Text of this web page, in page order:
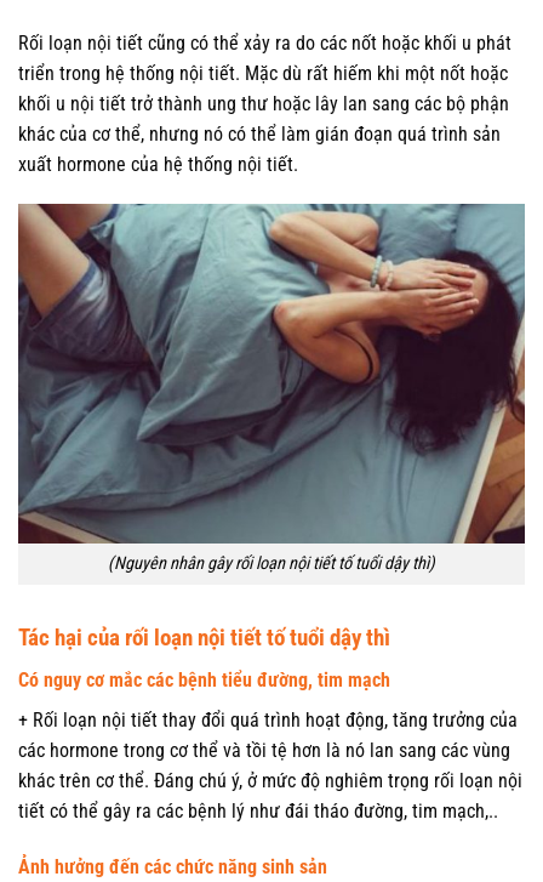
Rối loạn nội tiết cũng có thể xảy ra do các nốt hoặc khối u phát
triển trong hệ thống nội tiết. Mặc dù rất hiếm khi một nốt hoặc
khối u nội tiết trở thành ung thư hoặc lây lan sang các bộ phận
khác của cơ thể, nhưng nó có thể làm gián đoạn quá trình sản
xuất hormone của hệ thống nội tiết.
(Nguyên nhân gây rối loạn nội tiết tố tuổi dậy thì)
Tác hại của rối loạn nội tiết tố tuổi dậy thì
Có nguy cơ mắc các bệnh tiểu đường, tim mạch
+ Rối loạn nội tiết thay đổi quá trình hoạt động, tăng trưởng của
các hormone trong cơ thể và tồi tệ hơn là nó lan sang các vùng
khác trên cơ thể. Đáng chú ý, ở mức độ nghiêm trọng rối loạn nội
tiết có thể gây ra các bệnh lý như đái tháo đường, tim mạch,..
Ảnh hưởng đến các chức năng sinh sản